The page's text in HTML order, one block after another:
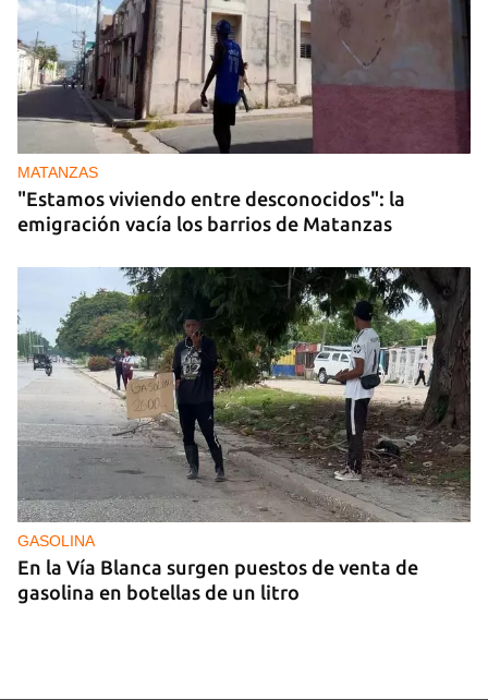
MATANZAS
"Estamos viviendo entre desconocidos": la
emigración vacía los barrios de Matanzas
GASOLINA
En la Vía Blanca surgen puestos de venta de
gasolina en botellas de un litro